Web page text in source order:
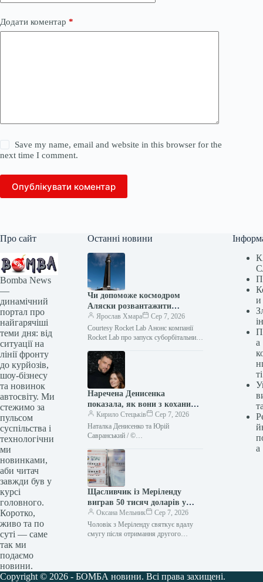
Додати коментар *
Save my name, email and website in this browser for the
next time I comment.
Опублікувати коментар
Про сайт
Bomba News
—
динамічний
портал про
найгарячіші
теми дня: від
ситуації на
лінії фронту
до курйозів,
шоу-бізнесу
та новинок
автосвіту. Ми
стежимо за
пульсом
суспільства і
технологічни
ми
новинками,
аби читач
завжди був у
курсі
головного.
Коротко,
живо та по
суті — саме
так ми
подаємо
новини.
Останні новини
Чи допоможе космодром
Аляски розвантажити
запусків Пентагону?
Ярослав Хмара
Сер 7, 2026
Courtesy Rocket Lab Анонс компанії
Rocket Lab про запуск суборбітальних
вкрай необхідною опцією для…
Наречена Денисенка
показала, як вони з коханим
оформлюють стосунки
Кирило Стецьків
Сер 7, 2026
Наталка Денисенко та Юрій
Савранський / ©
Українська акторка Наталка Денисенко
заінтригувала шанувальників
новинами про майбутнє весілля з
обраним,…
Щасливчик із Меріленду
виграв 50 тисяч доларів у
лотерею вдруге за рік
Оксана Мельник
Сер 7, 2026
Чоловік з Меріленду святкує вдалу
смугу після отримання другого
и
а
ті
а
Copyright © 2026 - БОМБА новини. Всі права захищені.